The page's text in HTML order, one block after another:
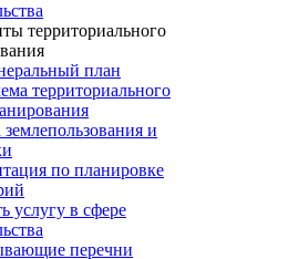
территориального
план
территориального
и
по планировке
услугу в сфере
перечни